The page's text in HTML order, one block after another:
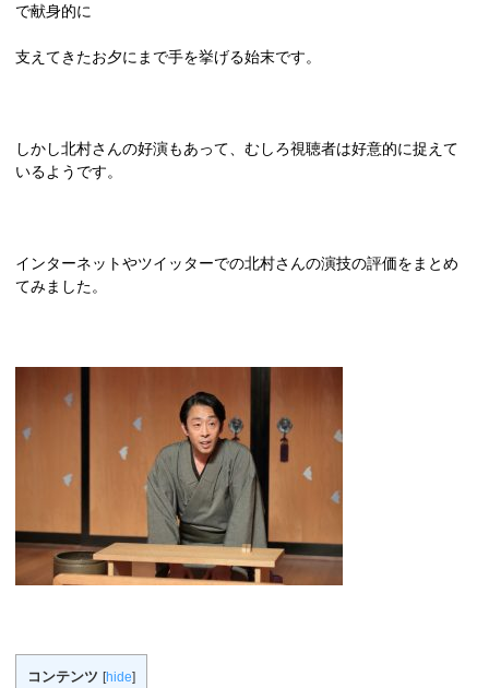
で献身的に
支えてきたお夕にまで手を挙げる始末です。
しかし北村さんの好演もあって、むしろ視聴者は好意的に捉えて
いるようです。
インターネットやツイッターでの北村さんの演技の評価をまとめ
てみました。
コンテンツ [hide]